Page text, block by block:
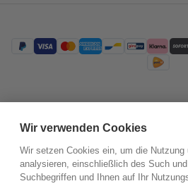
Wir verwenden Cookies
Wir setzen Cookies ein, um die Nutzung
analysieren, einschließlich des Such
Suchbegriffen und Ihnen auf Ihr